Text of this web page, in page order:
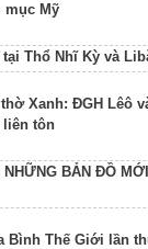
mục Mỹ
Thổ Nhĩ Kỳ và
Xanh: ĐGH Lêô
tôn
BẢN ĐỒ
Bình Thế Giới lần